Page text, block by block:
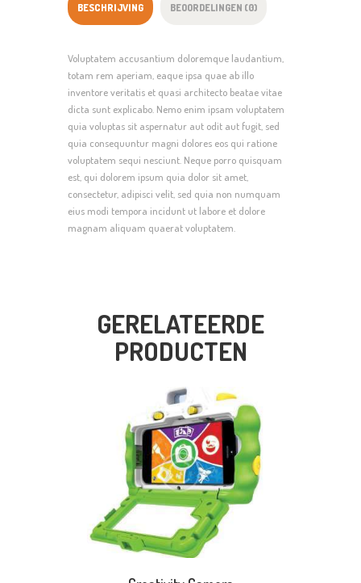
BESCHRIJVING BEOORDELINGEN (0)
Voluptatem accusantium doloremque laudantium,
totam rem aperiam, eaque ipsa quae ab illo
inventore veritatis et quasi architecto beatae vitae
dicta sunt explicabo. Nemo enim ipsam voluptatem
quia voluptas sit aspernatur aut odit aut fugit, sed
quia consequuntur magni dolores eos qui ratione
voluptatem sequi nesciunt. Neque porro quisquam
est, qui dolorem ipsum quia dolor sit amet,
consectetur, adipisci velit, sed quia non numquam
eius modi tempora incidunt ut labore et dolore
magnam aliquam quaerat voluptatem.
GERELATEERDE
PRODUCTEN